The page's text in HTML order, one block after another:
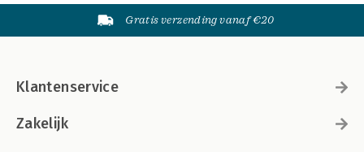
Gratis verzending vanaf €20
Klantenservice
Zakelijk